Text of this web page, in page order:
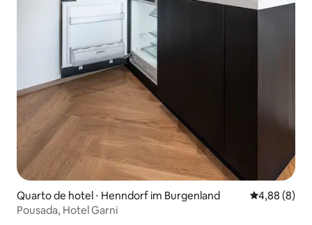
Quarto de hotel ⋅ Henndorf im Burgenland 4,88 de uma
4,88 (8)
Pousada, Hotel Garni